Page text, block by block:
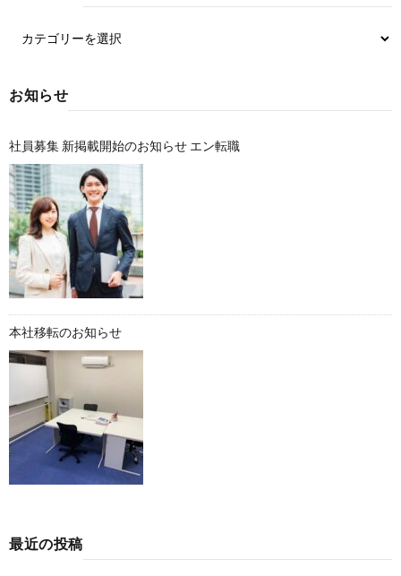
お知らせ
社員募集 新掲載開始のお知らせ エン転職
本社移転のお知らせ
最近の投稿